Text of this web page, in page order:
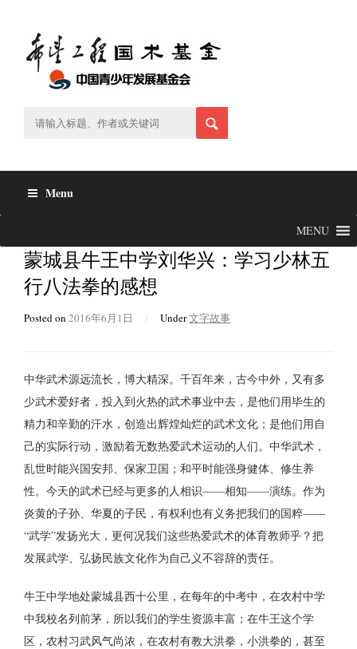
content
Menu
MENU
蒙城县牛王中学刘华兴：学习少林五
行八法拳的感想
Posted on 2016年6月1日 / Under文字故事
中华武术源远流长，博大精深。千百年来，古今中外，又有多
少武术爱好者，投入到火热的武术事业中去，是他们用毕生的
精力和辛勤的汗水，创造出辉煌灿烂的武术文化；是他们用自
己的实际行动，激励着无数热爱武术运动的人们。中华武术，
乱世时能兴国安邦、保家卫国；和平时能强身健体、修生养
性。今天的武术已经与更多的人相识——相知——演练。作为
炎黄的子孙、华夏的子民，有权利也有义务把我们的国粹——
“武学”发扬光大，更何况我们这些热爱武术的体育教师乎？把
发展武学、弘扬民族文化作为自己义不容辞的责任。
牛王中学地处蒙城县西十公里，在每年的中考中，在农村中学
中我校名列前茅，所以我们的学生资源丰富；在牛王这个学
区，农村习武风气尚浓，在农村有教大洪拳，小洪拳的，甚至